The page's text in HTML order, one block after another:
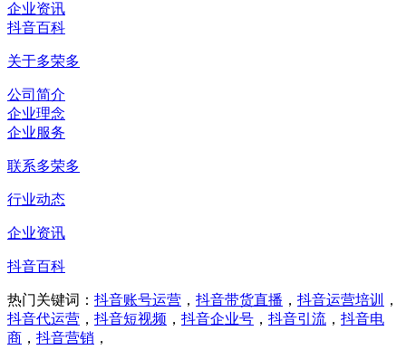
企业资讯
抖音百科
关于多荣多
公司简介
企业理念
企业服务
联系多荣多
行业动态
企业资讯
抖音百科
热门关键词： 抖音账号运营 ， 抖音带货直播 ， 抖音运营培训
，
抖音代运营 ， 抖音短视频 ， 抖音企业号 ， 抖音引流 ， 抖音电
商 ， 抖音营销 ，